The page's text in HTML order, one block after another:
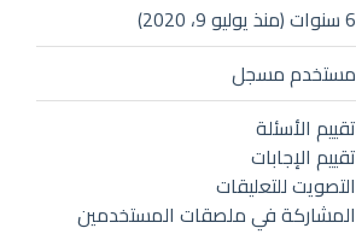
6 سنوات (منذ يوليو 9، 2020)
مستخدم مسجل
تقييم الأسئلة
تقييم الإجابات
التصويت للتعليقات
المشاركة في ملصقات المستخدمين